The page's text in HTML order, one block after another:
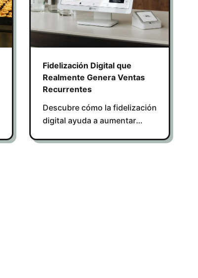
Fidelización Digital que
Realmente Genera Ventas
Recurrentes
Descubre cómo la fidelización
digital ayuda a aumentar
relaciones duraderas con tus